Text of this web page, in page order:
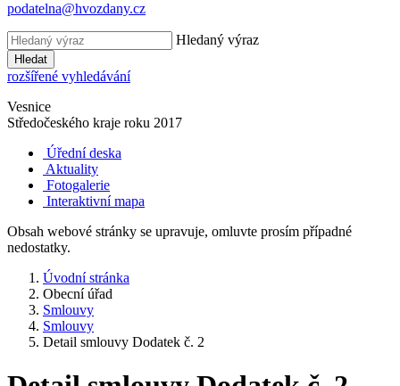
podatelna@hvozdany.cz
Hledaný výraz
Hledat
rozšířené vyhledávání
Vesnice
Středočeského kraje roku 2017
Úřední deska
Aktuality
Fotogalerie
Interaktivní mapa
Obsah webové stránky se upravuje, omluvte prosím případné
nedostatky.
Úvodní stránka
Obecní úřad
Smlouvy
Smlouvy
Detail smlouvy Dodatek č. 2